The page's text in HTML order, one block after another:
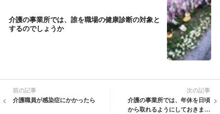
介護の事業所では、誰を職場の健康診断の対象と
するのでしょうか
前の記事
介護職員が感染症にかかったら
次の記事
介護の事業所では、年休を日頃
から取れるようにしておきまし